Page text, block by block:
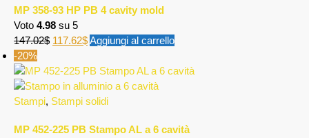
MP 358-93 HP PB 4 cavity mold
Voto 4.98 su 5
147.02$ 117.62$Aggiungi al carrello
-20%
Stampi, Stampi solidi
MP 452-225 PB Stampo AL a 6 cavità